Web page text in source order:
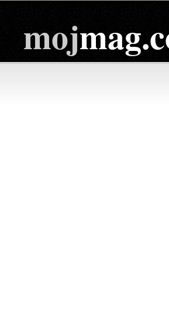
moj